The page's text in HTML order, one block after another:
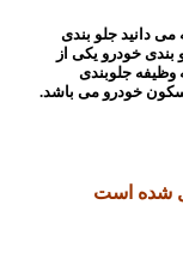
می دانید جلو بندی
خودرو یکی از
جلوبندی
خودرو می باشد.
شده است